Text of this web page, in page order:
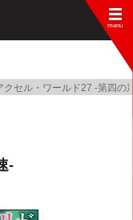
クセル・ワールド27 -第四の
-